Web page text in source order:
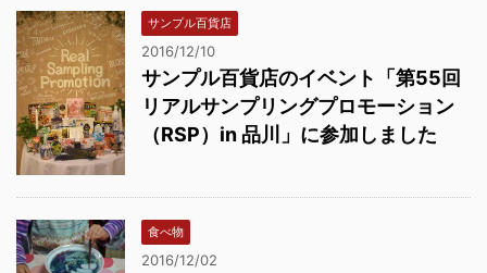
サンプル百貨店
2016/12/10
サンプル百貨店のイベント「第55回
リアルサンプリングプロモーション
（RSP）in 品川」に参加しました
食べ物
2016/12/02